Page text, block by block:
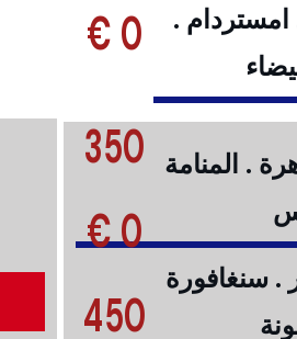
0 €
.
. المنامة
350
0 €
. سنغافورة
450